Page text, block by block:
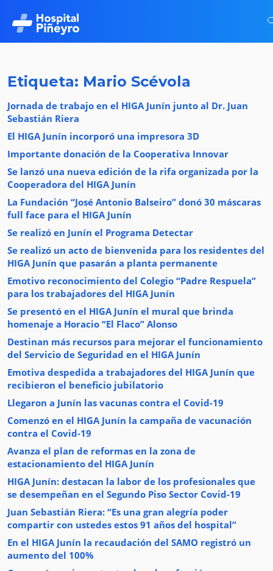
Etiqueta: Mario Scévola
Jornada de trabajo en el HIGA Junín junto al Dr. Juan
Sebastián Riera
El HIGA Junín incorporó una impresora 3D
Importante donación de la Cooperativa Innovar
Se lanzó una nueva edición de la rifa organizada por la
Cooperadora del HIGA Junín
La Fundación “José Antonio Balseiro” donó 30 máscaras
full face para el HIGA Junín
Se realizó en Junín el Programa Detectar
Se realizó un acto de bienvenida para los residentes del
HIGA Junín que pasarán a planta permanente
Emotivo reconocimiento del Colegio “Padre Respuela”
para los trabajadores del HIGA Junín
Se presentó en el HIGA Junín el mural que brinda
homenaje a Horacio “El Flaco” Alonso
Destinan más recursos para mejorar el funcionamiento
del Servicio de Seguridad en el HIGA Junín
Emotiva despedida a trabajadores del HIGA Junín que
recibieron el beneficio jubilatorio
Llegaron a Junín las vacunas contra el Covid-19
Comenzó en el HIGA Junín la campaña de vacunación
contra el Covid-19
Avanza el plan de reformas en la zona de
estacionamiento del HIGA Junín
HIGA Junín: destacan la labor de los profesionales que
se desempeñan en el Segundo Piso Sector Covid-19
Juan Sebastián Riera: “Es una gran alegría poder
compartir con ustedes estos 91 años del hospital”
En el HIGA Junín la recaudación del SAMO registró un
aumento del 100%